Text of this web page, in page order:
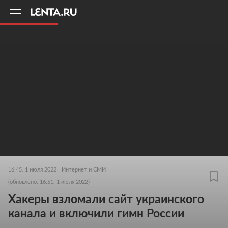
16:45, 1 июля 2022 Интернет и СМИ
(обновлено: 16:51, 1 июля 2022)
Хакеры взломали сайт украинского
канала и включили гимн России